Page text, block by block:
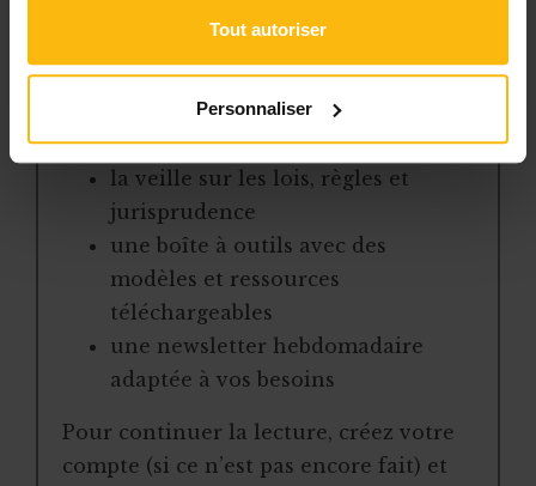
Tout autoriser
Personnaliser
contenus du site
des articles, dossiers et conseils
pratiques régulièrement mis à jour
la veille sur les lois, règles et
jurisprudence
une boîte à outils avec des
modèles et ressources
téléchargeables
une newsletter hebdomadaire
adaptée à vos besoins
Pour continuer la lecture, créez votre
compte (si ce n’est pas encore fait) et